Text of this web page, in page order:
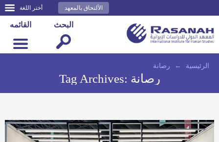
أختر اللغة الألتحاق بالمعهد
القائمه البحث
الرئيسية ← رصانة
Tag Archives: رصانة